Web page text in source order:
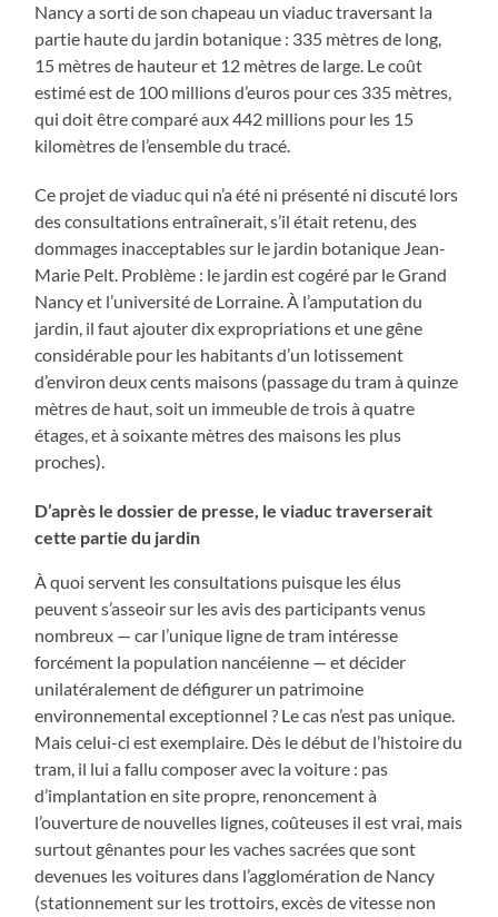
Nancy a sorti de son chapeau un viaduc traversant la
partie haute du jardin botanique : 335 mètres de long,
15 mètres de hauteur et 12 mètres de large. Le coût
estimé est de 100 millions d’euros pour ces 335 mètres,
qui doit être comparé aux 442 millions pour les 15
kilomètres de l’ensemble du tracé.
Ce projet de viaduc qui n’a été ni présenté ni discuté lors
des consultations entraînerait, s’il était retenu, des
dommages inacceptables sur le jardin botanique Jean-
Marie Pelt. Problème : le jardin est cogéré par le Grand
Nancy et l’université de Lorraine. À l’amputation du
jardin, il faut ajouter dix expropriations et une gêne
considérable pour les habitants d’un lotissement
d’environ deux cents maisons (passage du tram à quinze
mètres de haut, soit un immeuble de trois à quatre
étages, et à soixante mètres des maisons les plus
proches).
D’après le dossier de presse, le viaduc traverserait
cette partie du jardin
À quoi servent les consultations puisque les élus
peuvent s’asseoir sur les avis des participants venus
nombreux — car l’unique ligne de tram intéresse
forcément la population nancéienne — et décider
unilatéralement de défigurer un patrimoine
environnemental exceptionnel ? Le cas n’est pas unique.
Mais celui-ci est exemplaire. Dès le début de l’histoire du
tram, il lui a fallu composer avec la voiture : pas
d’implantation en site propre, renoncement à
l’ouverture de nouvelles lignes, coûteuses il est vrai, mais
surtout gênantes pour les vaches sacrées que sont
devenues les voitures dans l’agglomération de Nancy
(stationnement sur les trottoirs, excès de vitesse non